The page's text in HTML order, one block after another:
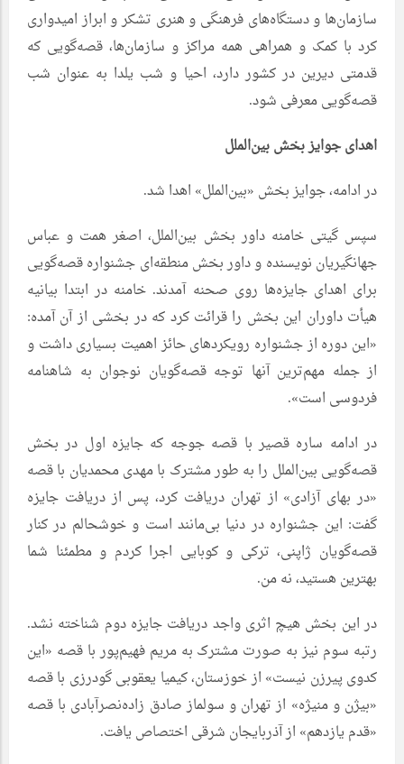
سازمان‌ها و دستگاه‌های فرهنگی و هنری تشکر و ابراز امیدواری
کرد با کمک و همراهی همه مراکز و سازمان‌ها، قصه‌گویی که
قدمتی دیرین در کشور دارد، احیا و شب یلدا به عنوان شب
قصه‌گویی معرفی شود.
اهدای جوایز بخش بین‌الملل
در ادامه، جوایز بخش «بین‌الملل» اهدا شد.
سپس گیتی خامنه داور بخش بین‌الملل، اصغر همت و عباس
جهانگیریان نویسنده و داور بخش منطقه‌ای جشنواره قصه‌گویی
برای اهدای جایزه‌ها روی صحنه آمدند. خامنه در ابتدا بیانیه
هیأت داوران این بخش را قرائت کرد که در بخشی از آن آمده:
«این دوره از جشنواره رویکردهای حائز اهمیت بسیاری داشت و
از جمله مهم‌ترین آنها توجه قصه‌گویان نوجوان به شاهنامه
فردوسی است».
در ادامه ساره قصیر با قصه جوجه که جایزه اول در بخش
قصه‌گویی بین‌الملل را به طور مشترک با مهدی محمدیان با قصه
«در بهای آزادی» از تهران دریافت کرد، پس از دریافت جایزه
گفت: این جشنواره در دنیا بی‌مانند است و خوشحالم در کنار
قصه‌گویان ژاپنی، ترکی و کوبایی اجرا کردم و مطمئنا شما
بهترین هستید، نه من.
در این بخش هیچ اثری واجد دریافت جایزه دوم شناخته نشد.
رتبه‌ سوم نیز به صورت مشترک به مریم فهیم‌پور با قصه «این
کدوی پیرزن نیست» از خوزستان، کیمیا یعقوبی گودرزی با قصه
«بیژن و منیژه» از تهران و سولماز صادق زاده‌نصرآبادی با قصه
«قدم یازدهم» از آذربایجان شرقی اختصاص یافت.